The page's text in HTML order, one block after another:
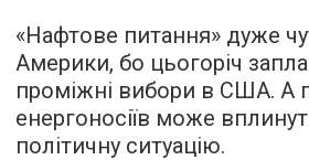
«Нафтове питання» дуже
Америки, бо цьогоріч
проміжні вибори в США. А
енергоносіїв може
політичну ситуацію.